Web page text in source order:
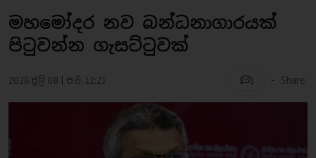
මහමෝදර නව බන්ධනාගාරයක්
පිටුවන්න ගැසට්ටුවක්
2026 ජූලි 08 | ප.ව. 12:21 1 - Share